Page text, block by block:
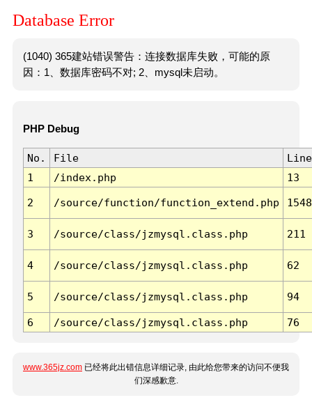
Database Error
(1040) 365建站错误警告：连接数据库失败，可能的原
因：1、数据库密码不对; 2、mysql未启动。
PHP Debug
No. File
Line
1
/index.php 13
2 /source/function/function_extend.php 1548
3 /source/class/jzmysql.class.php 211
4 /source/class/jzmysql.class.php 62
5 /source/class/jzmysql.class.php 94
6 /source/class/jzmysql.class.php 76
www.365jz.com 已经将此出错信息详细记录, 由此给您带来的访问不便我
们深感歉意.